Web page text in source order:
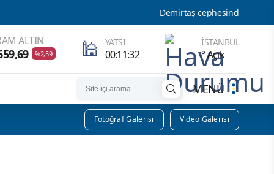
Demirtaş cephesinden Abdulkadir Selvi'nin
ALTIN
%2,59 🕌 YATSI
00:11:31
İSTANBUL
° Açık
MENÜ
Fotoğraf Galerisi Video Galerisi